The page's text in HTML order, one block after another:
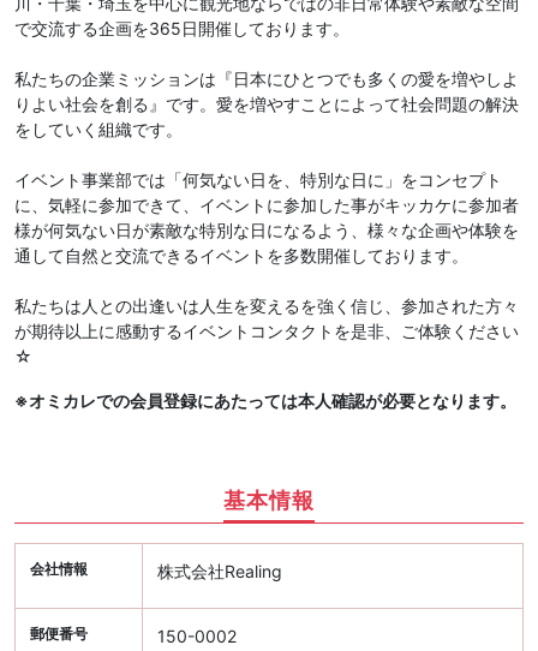
で交流する企画を365日開催しております。
私たちの企業ミッションは『日本にひとつでも多くの愛を増やしよ
りよい社会を創る』です。愛を増やすことによって社会問題の解決
をしていく組織です。
イベント事業部では「何気ない日を、特別な日に」をコンセプト
に、気軽に参加できて、イベントに参加した事がキッカケに参加者
様が何気ない日が素敵な特別な日になるよう、様々な企画や体験を
通して自然と交流できるイベントを多数開催しております。
私たちは人との出逢いは人生を変えるを強く信じ、参加された方々
が期待以上に感動するイベントコンタクトを是非、ご体験ください
☆
※オミカレでの会員登録にあたっては本人確認が必要となります。
基本情報
会社情報 株式会社Realing
郵便番号 150-0002